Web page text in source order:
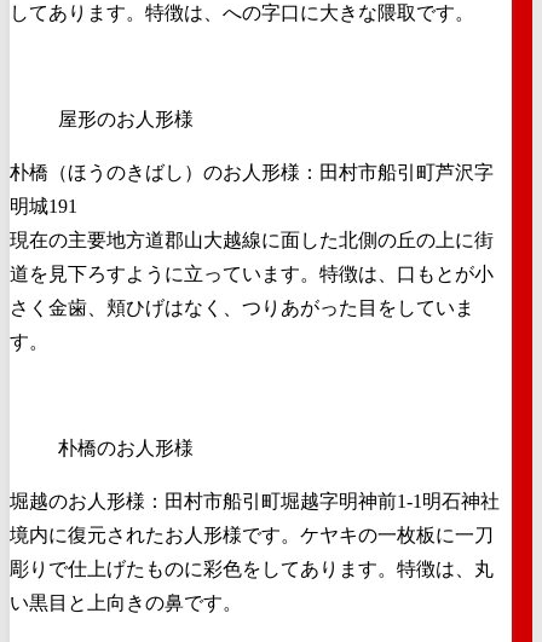
してあります。特徴は、への字口に大きな隈取です。
屋形のお人形様
朴橋（ほうのきばし）のお人形様：田村市船引町芦沢字
明城191
現在の主要地方道郡山大越線に面した北側の丘の上に街
道を見下ろすように立っています。特徴は、口もとが小
さく金歯、頬ひげはなく、つりあがった目をしていま
す。
朴橋のお人形様
堀越のお人形様：田村市船引町堀越字明神前1-1明石神社
境内に復元されたお人形様です。ケヤキの一枚板に一刀
彫りで仕上げたものに彩色をしてあります。特徴は、丸
い黒目と上向きの鼻です。